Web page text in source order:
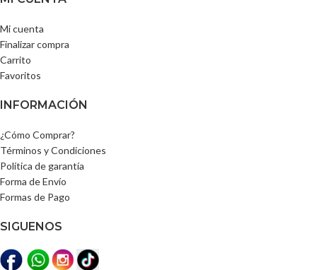
Mi cuenta
Finalizar compra
Carrito
Favoritos
INFORMACIÓN
¿Cómo Comprar?
Términos y Condiciones
Política de garantía
Forma de Envío
Formas de Pago
SIGUENOS